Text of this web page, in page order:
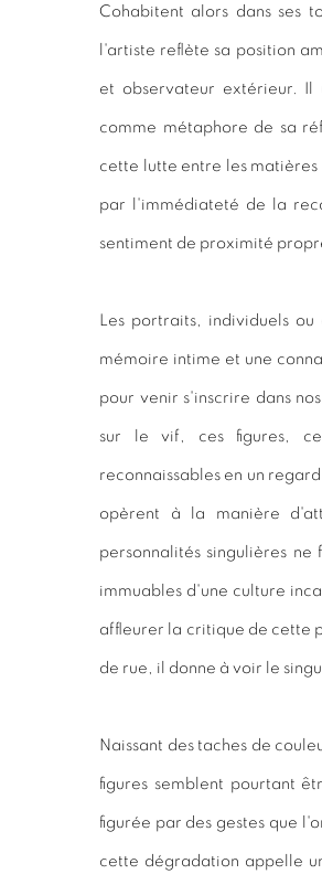
Cohabitent alors dans ses
l'artiste reflète sa position
et observateur extérieur. Il
comme métaphore de sa
cette lutte entre les
par l'immédiateté de la
sentiment de proximité
Les portraits, individuels
mémoire intime et une
pour venir s'inscrire dans
sur le vif, ces figures,
reconnaissables en un
opèrent à la manière
personnalités singulières
immuables d'une culture
affleurer la critique de cette
de rue, il donne à voir le
Naissant des taches de
figures semblent pourtant
figurée par des gestes que
cette dégradation appelle